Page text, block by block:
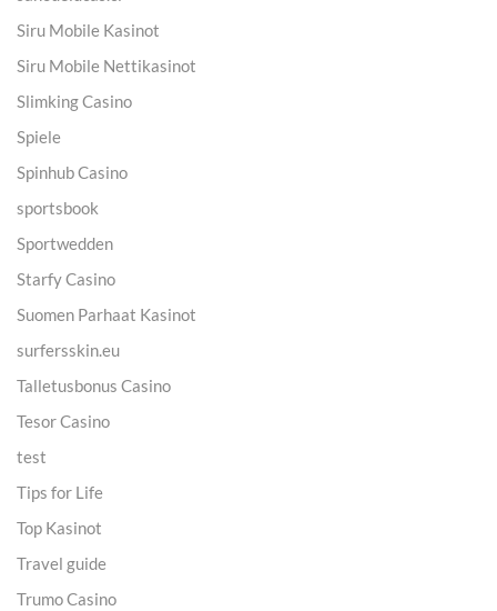
Siru Mobile Kasinot
Siru Mobile Nettikasinot
Slimking Casino
Spiele
Spinhub Casino
sportsbook
Sportwedden
Starfy Casino
Suomen Parhaat Kasinot
surfersskin.eu
Talletusbonus Casino
Tesor Casino
test
Tips for Life
Top Kasinot
Travel guide
Trumo Casino